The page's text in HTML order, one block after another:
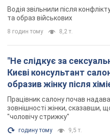
Відео
Водія звільнили після
та образ військових
8 годин тому 8,2 т.
"Не слідкує за
Києві консультант
образив жінку після
розгорівся скандал.
Працівник салону почав
зовнішності жінки, сказавши,
"чоловічу стрижку"
годину тому 9,5 т.